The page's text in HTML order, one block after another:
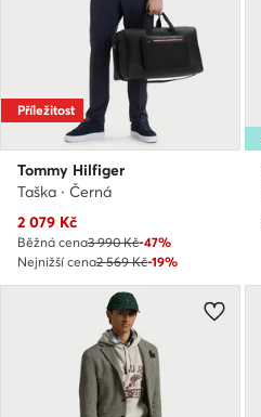
Příležitost
Tommy Hilfiger
Taška · Černá
Aktuální cena
2 079 Kč
Běžná cena3 990 Kč-47%
Nejnižší cena2 569 Kč-19%